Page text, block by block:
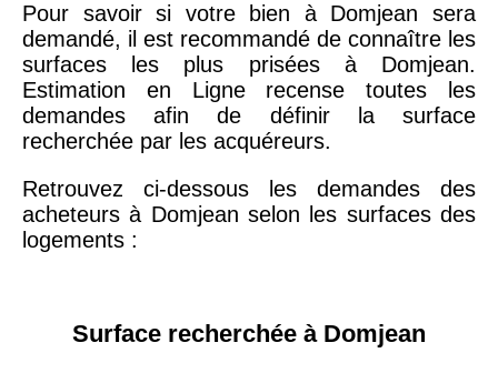
Pour savoir si votre bien à Domjean sera
demandé, il est recommandé de connaître les
surfaces les plus prisées à Domjean.
Estimation en Ligne recense toutes les
demandes afin de définir la surface
recherchée par les acquéreurs.
Retrouvez ci-dessous les demandes des
acheteurs à Domjean selon les surfaces des
logements :
Surface recherchée à Domjean